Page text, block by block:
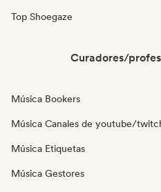
Top Shoegaze
Curadores/
Música Bookers
Música Canales de youtube/
Música Etiquetas
Música Gestores